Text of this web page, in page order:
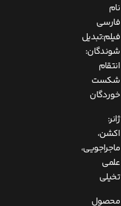
نام
فارسی
فیلم:تبدیل
شوندگان:
انتقام
شکست
خوردگان
ژانر:
اکشن،
ماجراجویی،
علمی
تخیلی
محصول